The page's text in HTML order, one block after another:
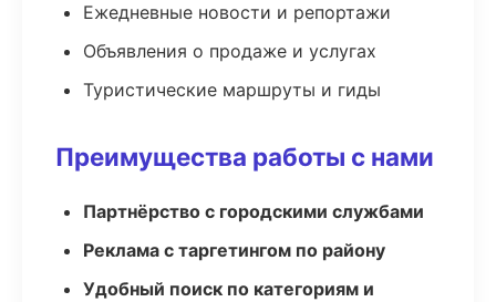
Ежедневные новости и репортажи
Объявления о продаже и услугах
Туристические маршруты и гиды
Преимущества работы с нами
Партнёрство с городскими службами
Реклама с таргетингом по району
Удобный поиск по категориям и